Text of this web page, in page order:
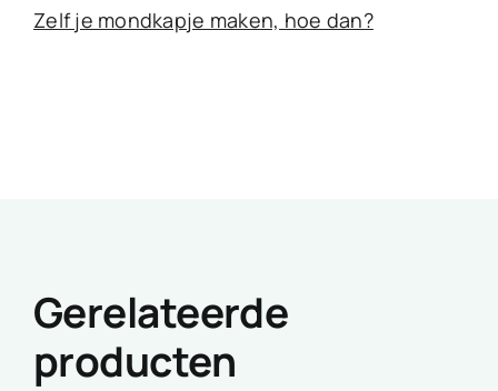
Zelf je mondkapje maken, hoe dan?
Gerelateerde
producten